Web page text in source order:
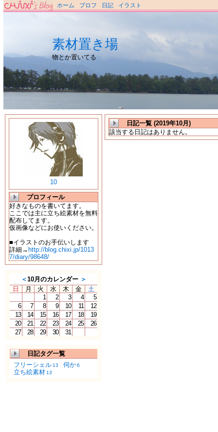
ホーム プロフ 日記 イラスト
素材置き場
物とか置いてる
10
プロフィール
好きなものを書いてます。
ここでは主に立ち絵素材を無料
配布してます。
仮画像などにお使いください。
■イラストのお手伝いします
詳細→ http://blog.chixi.jp/1013
7/diary/98648/
＜10月のカレンダー ＞
日
月 火 水 木 金
土
1
2 3 4
5
6
7 8 9 10 11
12
13
14 15 16 17 18
19
20
21 22 23 24 25
26
27
28 29 30 31
日記タグ一覧
フリーシェル 13 伺か6
立ち絵素材 13
日記一覧 (2019年10月)
該当する日記はありません。